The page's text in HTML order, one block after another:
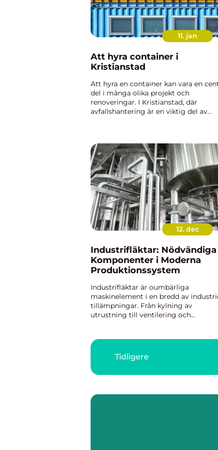
11. jan
Att hyra container i
Kristianstad
Att hyra en container kan vara en
del i många olika projekt och
renoveringar. I Kristianstad, där
avfallshantering är en viktig del av
12. dec
Industrifläktar: Nödvändiga
Komponenter i Moderna
Produktionssystem
Industrifläktar är oumbärliga
maskinelement i en bredd av
tillämpningar. Från kylning av
utrustning till ventilering och
att uppr&a...
Tidligere